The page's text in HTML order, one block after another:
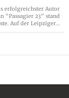
erfolgreichster Autor
"Passagier 23" stand
Auf der Leipziger…